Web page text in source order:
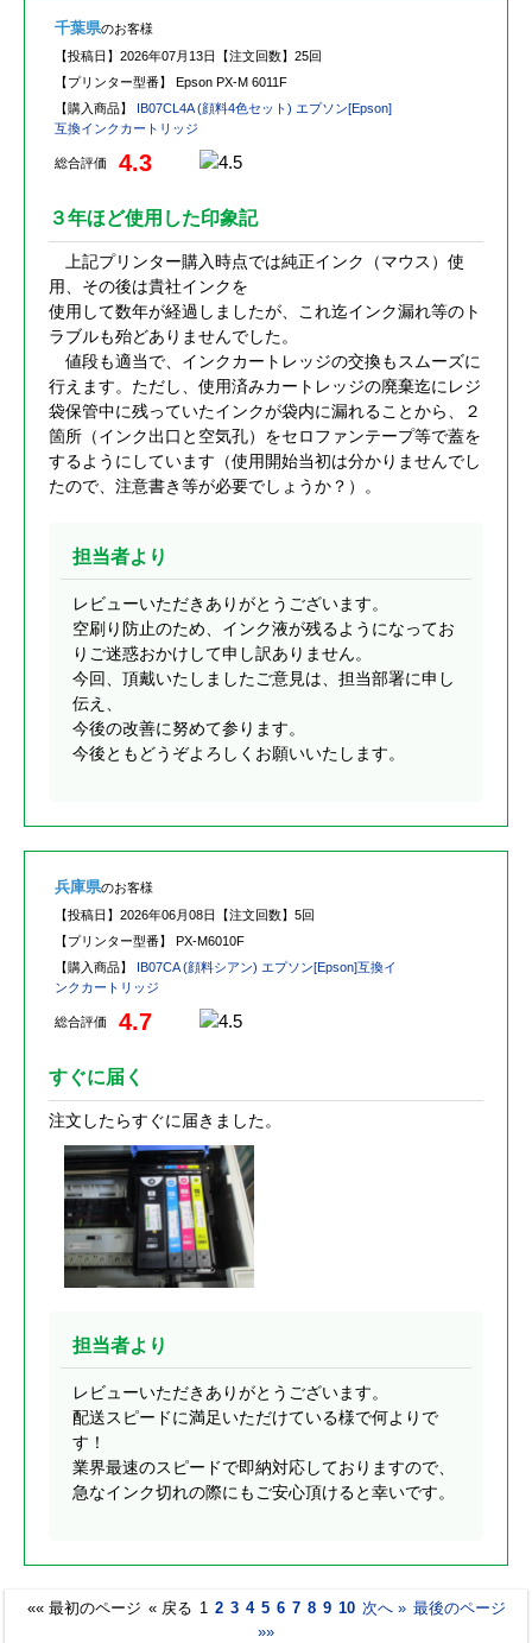
千葉県のお客様
【投稿日】 2026年07月13日 【注文回数】 25回
【プリンター型番】 Epson PX-M 6011F
【購入商品】 IB07CL4A (顔料4色セット) エプソン[Epson]
互換インクカートリッジ
総合評価 4.3
３年ほど使用した印象記
上記プリンター購入時点では純正インク（マウス）使
用、その後は貴社インクを
使用して数年が経過しましたが、これ迄インク漏れ等のト
ラブルも殆どありませんでした。
値段も適当で、インクカートレッジの交換もスムーズに
行えます。ただし、使用済みカートレッジの廃棄迄にレジ
袋保管中に残っていたインクが袋内に漏れることから、２
箇所（インク出口と空気孔）をセロファンテープ等で蓋を
するようにしています（使用開始当初は分かりませんでし
たので、注意書き等が必要でしょうか？）。
担当者より
レビューいただきありがとうございます。
空刷り防止のため、インク液が残るようになってお
りご迷惑おかけして申し訳ありません。
今回、頂戴いたしましたご意見は、担当部署に申し
伝え、
今後の改善に努めて参ります。
今後ともどうぞよろしくお願いいたします。
兵庫県のお客様
【投稿日】 2026年06月08日 【注文回数】 5回
【プリンター型番】 PX-M6010F
【購入商品】 IB07CA (顔料シアン) エプソン[Epson]互換イ
ンクカートリッジ
総合評価 4.7
すぐに届く
注文したらすぐに届きました。
担当者より
レビューいただきありがとうございます。
配送スピードに満足いただけている様で何よりで
す！
業界最速のスピードで即納対応しておりますので、
急なインク切れの際にもご安心頂けると幸いです。
«« 最初のページ « 戻る 1 2 3 4 5 6 7 8 9 10 次へ » 最後のページ
»»